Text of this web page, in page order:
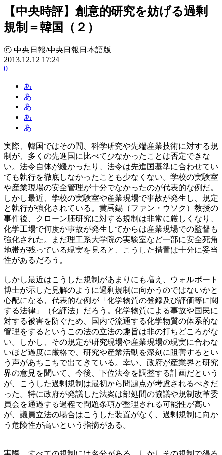
【中央時評】創意的研究を妨げる過剰
規制＝韓国（２）
ⓒ 中央日報/中央日報日本語版
2013.12.12 17:24
0
あ
あ
あ
あ
あ
実際、韓国ではその間、科学研究や先端産業技術に対する規
制が、多くの先進国に比べて少なかったことは否定できな
い。法令自体が緩かったり、法令は先進国基準に合わせてい
ても執行を徹底しなかったことも少なくない。学校の実験室
や産業現場の安全管理が十分でなかったのが代表的な例だ。
しかし最近、学校の実験室や産業現場で事故が発生し、規定
と執行が強化されている。黄禹錫（ファン・ウソク）教授の
事件後、クローン胚研究に対する規制は非常に厳しくなり、
化学工場で何度か事故が発生してからは産業現場での監督も
強化された。まだ理工系大学院の実験室など一部に安全死角
地帯が残っている現実を見ると、こうした措置は十分に妥当
性があるだろう。
しかし最近はこうした規制があまりにも増え、ウォルポート
博士が示した見解のように過剰規制に向かうのではないかと
心配になる。代表的な例が「化学物質の登録及び評価等に関
する法律」（化評法）だろう。化学物質による事故や国民に
対する被害を防ぐため、国内で流通する化学物質の体系的な
管理をするというこの法の立法の趣旨は非の打ちどころがな
い。しかし、その規定が研究現場や産業現場の現実に合わな
いほど過度に厳格で、研究や産業活動を深刻に阻害するとい
う声があちこちで出てきている。幸い、政府が産業界と研究
界の意見を聞いて、今後、下位法令を調整する計画だという
が、こうした過剰規制は最初から問題点が考慮されるべきだ
った。特に政府が発議した法案は部処間の協議や規制改革委
員会を通過する過程で問題条項が整理される可能性が高い
が、議員立法の場合はこうした装置がなく、過剰規制に向か
う危険性が高いという指摘がある。
実際、すべての規制には名分がある。しかしその規制で得る